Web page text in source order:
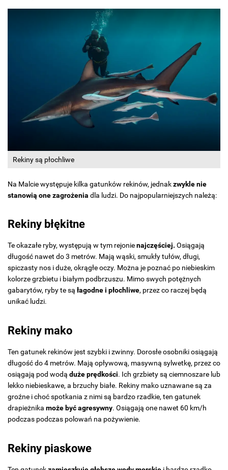
Rekiny są płochliwe
Na Malcie występuje kilka gatunków rekinów, jednakzwykle nie
stanowią one zagrożenia dla ludzi. Do najpopularniejszych należą:
Rekiny błękitne
Te okazałe ryby, występują w tym rejonienajczęściej. Osiągają
długość nawet do 3 metrów. Mają wąski, smukły tułów, długi,
spiczasty nos i duże, okrągłe oczy. Można je poznać po niebieskim
kolorze grzbietu i białym podbrzuszu. Mimo swych potężnych
gabarytów, ryby te są łagodne i płochliwe, przez co raczej będą
unikać ludzi.
Rekiny mako
Ten gatunek rekinów jest szybki i zwinny. Dorosłe osobniki osiągają
długość do 4 metrów. Mają opływową, masywną sylwetkę, przez co
osiągają pod wodą duże prędkości. Ich grzbiety są ciemnoszare lub
lekko niebieskawe, a brzuchy białe. Rekiny mako uznawane są za
groźne i choć spotkania z nimi są bardzo rzadkie, ten gatunek
drapieżnika może być agresywny. Osiągają one nawet 60 km/h
podczas podczas polowań na pożywienie.
Rekiny piaskowe